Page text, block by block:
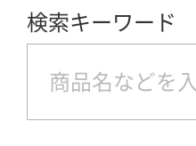
検索キーワード